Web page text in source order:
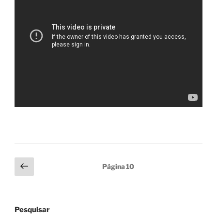
Paginação
de
Página
anterior
Página10
Pesquisar